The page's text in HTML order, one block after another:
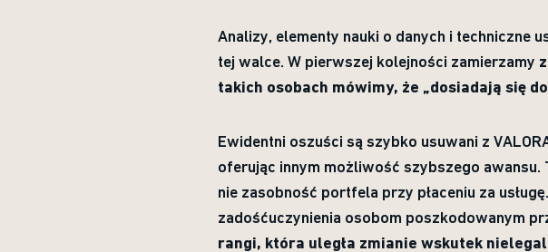
Analizy, elementy nauki o danych i techniczne
tej walce. W pierwszej kolejności zamierzamy
takich osobach mówimy, że „dosiadają się
Ewidentni oszuści są szybko usuwani z
oferując innym możliwość szybszego
nie zasobność portfela przy płaceniu za
zadośćuczynienia osobom poszkodowanym
rangi, która uległa zmianie wskutek